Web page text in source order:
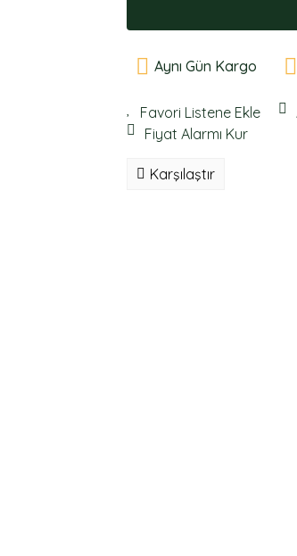
Aynı Gün Kargo
Fiyat Alarmı Kur
Karşılaştır